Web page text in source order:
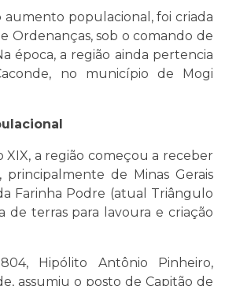
aumento populacional, foi criada
Ordenanças, sob o comando de
época, a região ainda pertencia
no município de Mogi
XIX, a região começou a receber
principalmente de Minas Gerais
Farinha Podre (atual Triângulo
de terras para lavoura e criação
Hipólito Antônio Pinheiro,
assumiu o posto de Capitão de